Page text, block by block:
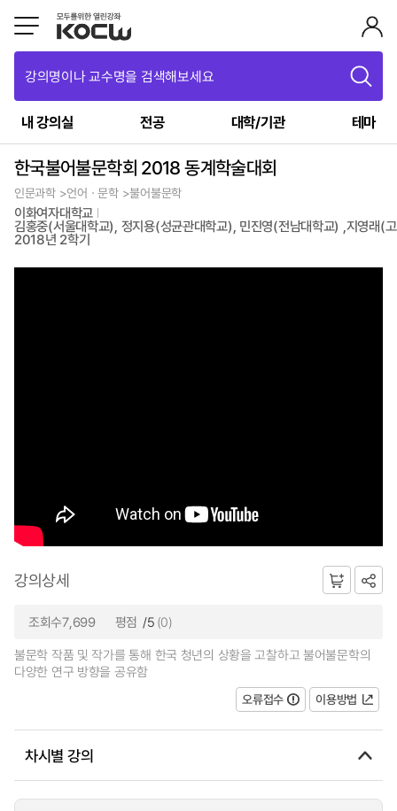
강의명이나 교수명을 검색해보세요
내 강의실 전공 대학/기관 테마
한국불어불문학회 2018 동계학술대회
인문과학 >언어ㆍ문학 >불어불문학
이화여자대학교
김홍중(서울대학교), 정지용(성균관대학교), 민진영(전남대학교) ,지영래(
2018년 2학기
강의상세
조회수7,699 평점 /5 (0)
불문학 작품 및 작가를 통해 한국 청년의 상황을 고찰하고 불어불문학의
다양한 연구 방향을 공유함
오류접수
이용방법
차시별 강의